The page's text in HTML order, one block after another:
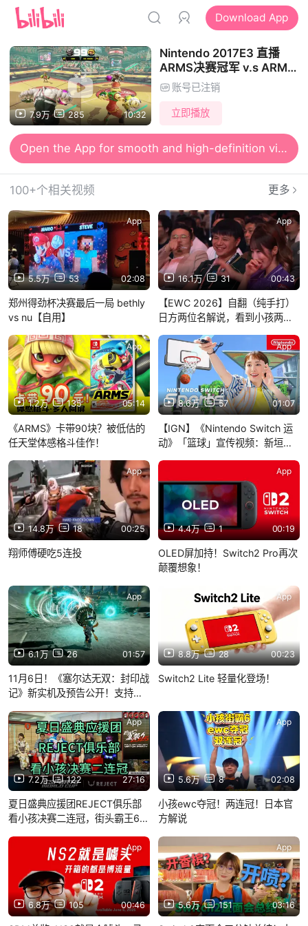
Download App
7.9万 285 10:32
Nintendo 2017E3 直播
ARMS决赛冠军 v.s ARMS
制作人
账号已注销
立即播放
Open the App for smooth and high-definition viewing
100+个相关视频 更多
5.5万 53 02:08
App
郑州得劲杯决赛最后一局 bethly
vs nu【自用】
16.1万 31 00:43
App
【EWC 2026】自翻（纯手打）
日方两位名解说，看到小孩两口
😂【街头霸王6】
1.2万 135 05:14
App
《ARMS》卡带90块？被低估的
任天堂体感格斗佳作！
8.6万 57 01:07
App
【IGN】《Nintendo Switch 运
动》「篮球」宣传视频：新垣结
14.8万 18 00:25
App
翔师傅硬吃5连投
4.4万 1 00:19
App
OLED屏加持！Switch2 Pro再次
颠覆想象！
6.1万 26 01:57
App
11月6日！《塞尔达无双：封印战
记》新实机及预告公开！支持双
8.8万 28 00:23
App
Switch2 Lite 轻量化登场！
7.2万 122 27:16
App
夏日盛典应援团REJECT俱乐部
看小孩决赛二连冠，街头霸王6冠
5.6万 8 02:08
App
小孩ewc夺冠！两连冠！日本官
方解说
6.8万 105 00:46
App
5.6万 151 03:16
App